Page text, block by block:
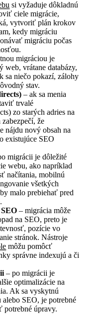
si vyžaduje dôkladnú
ciele migrácie,
vytvoriť plán krokov
kedy migráciu
migráciu počas
migráciou je
web, vrátane databázy,
sa niečo pokazí, zálohy
stav.
– ak sa menia
trvalé
zo starých adries na
že
nájdu nový obsah na
existujúce SEO
migrácii je dôležité
webu, ako napríklad
načítania, mobilnú
všetkých
malo prebiehať pred
– migrácia môže
na SEO, preto je
pozície vo
stránok. Nástroje
môžu pomôcť
správne indexujú a či
– po migrácii je
optimalizácie na
Ak sa vyskytnú
SEO, je potrebné
úpravy.